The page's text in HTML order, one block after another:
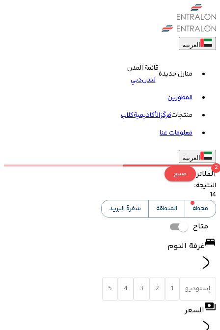
العربية
منازل جديدة
قائمة المدن
لندندبي
المطورين
منتجاتمَركَزالأكاديميةکلاب
معلومات عنا
العربية
الفلاتر
2
مسح
النتيجة:
14
محطة
المنطقة شفرة البريد
متاح
غرفة النوم
إستوديو 1
2
3
4
5
السعر